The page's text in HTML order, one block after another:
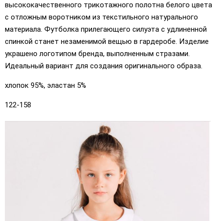
высококачественного трикотажного полотна белого цвета
с отложным воротником из текстильного натурального
материала. Футболка прилегающего силуэта с удлиненной
спинкой станет незаменимой вещью в гардеробе. Изделие
украшено логотипом бренда, выполненным стразами.
Идеальный вариант для создания оригинального образа.
хлопок 95%, эластан 5%
122-158